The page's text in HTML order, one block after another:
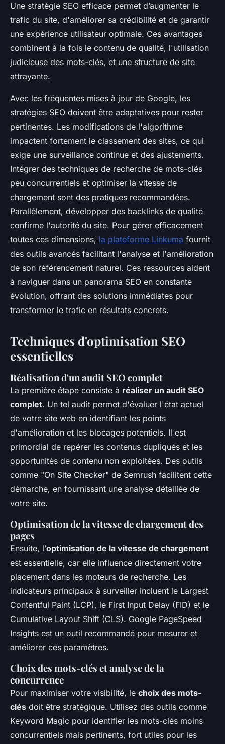
Une stratégie SEO efficace permet d’augmenter le
trafic du site, d'améliorer sa crédibilité et de garantir
une expérience utilisateur optimale. Ces avantages
combinent à la fois le contenu de qualité, l'utilisation
judicieuse des mots-clés, et une structure de site
attrayante.
Avec les fréquentes mises à jour de Google, les
stratégies SEO doivent être adaptatives pour rester
pertinentes. Les modifications de l'algorithme
impactent fortement le classement des sites, ce qui
exige une surveillance continue et des ajustements.
Intégrer des techniques de recherche de mots-clés
peu concurrentiels et optimiser la vitesse de
chargement sont des pratiques recommandées.
Parallèlement, développer des backlinks de qualité
confirme l'autorité du site. Pour gérer efficacement
toutes ces dimensions, la plateforme Linkuma fournit
des outils avancés facilitant l'analyse et l'amélioration
de son référencement naturel. Ces ressources aident
à naviguer dans un panorama SEO en constante
évolution, offrant des solutions immédiates pour
transformer le trafic en résultats concrets.
Techniques d'optimisation SEO
essentielles
Réalisation d'un audit SEO complet
La première étape consiste à réaliser un audit SEO
complet. Un tel audit permet d'évaluer l'état actuel
de votre site web en identifiant les points
d'amélioration et les blocages potentiels. Il est
primordial de repérer les contenus dupliqués et les
opportunités de contenu non exploitées. Des outils
comme "On Site Checker" de Semrush facilitent cette
démarche, en fournissant une analyse détaillée de
votre site.
Optimisation de la vitesse de chargement des
pages
Ensuite, l’optimisation de la vitesse de chargement
est essentielle, car elle influence directement votre
placement dans les moteurs de recherche. Les
indicateurs principaux à surveiller incluent le Largest
Contentful Paint (LCP), le First Input Delay (FID) et le
Cumulative Layout Shift (CLS). Google PageSpeed
Insights est un outil recommandé pour mesurer et
améliorer ces paramètres.
Choix des mots-clés et analyse de la
concurrence
Pour maximiser votre visibilité, le choix des mots-
clés doit être stratégique. Utilisez des outils comme
Keyword Magic pour identifier les mots-clés moins
concurrentiels mais pertinents, fort utiles pour les